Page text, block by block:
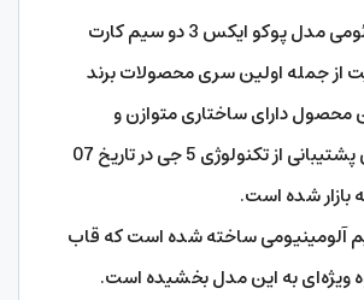
گوشی موبایل شیائومی مدل پوکو ایکس 3 دو سیم‌ کارت
گیگابایت از جمله اولین سری محصولات برند
دارای ساختاری متوازن و
خوش‌ساخت بدون پشتیبانی از تکنولوژی 5 جی در تاریخ 07
آلومینیومی ساخته شده است که قاب
به این مدل بخشیده است.